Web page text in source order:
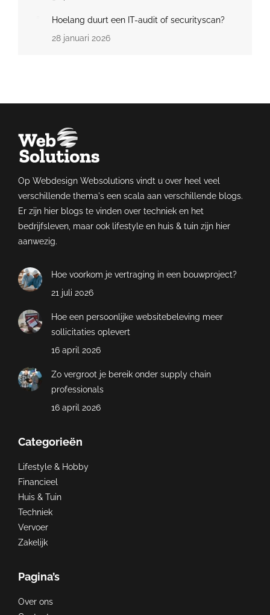
Hoelang duurt een IT-audit of securityscan?
28 januari 2026
Op Webdesign Websolutions vindt u over heel veel
verschillende thema's een scala aan verschillende blogs.
Er zijn hier blogs te vinden over techniek en het
bedrijfsleven, maar ook lifestyle en huis & tuin zijn hier
aanwezig.
Hoe voorkom je vertraging in een bouwproject?
21 juli 2026
Hoe een persoonlijke websitebeleving meer
sollicitaties oplevert
16 april 2026
Zo vergroot je bereik onder supply chain
professionals
16 april 2026
Categorieën
Lifestyle & Hobby
Financieel
Huis & Tuin
Techniek
Vervoer
Zakelijk
Pagina’s
Over ons